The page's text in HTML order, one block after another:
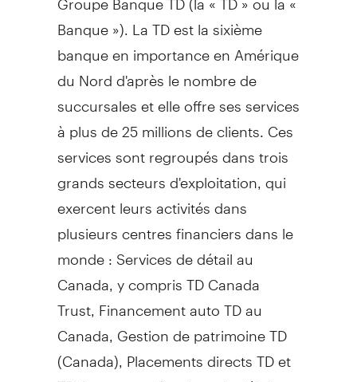
Banque »). La TD est la sixième
banque en importance en Amérique
du Nord d'après le nombre de
succursales et elle offre ses services
à plus de 25 millions de clients. Ces
services sont regroupés dans trois
grands secteurs d'exploitation, qui
exercent leurs activités dans
plusieurs centres financiers dans le
monde : Services de détail au
Canada , y compris TD Canada
Trust, Financement auto TD au
Canada Gestion depatrimoine TD
(Canada), Placements directs TD et